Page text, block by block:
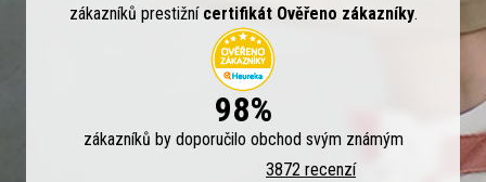
zákazníků prestižní certifikát Ověřeno zákazníky.
98%
zákazníků by doporučilo obchod svým známým
3872 recenzí